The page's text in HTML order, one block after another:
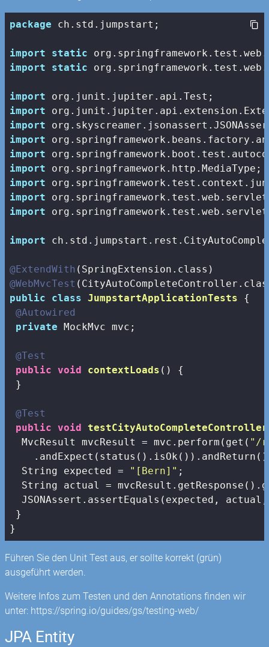
package ch.std.jumpstart;
import
static
import
static
import
import
import
import
import
import
import
import
import
import
@ExtendWith
@WebMvcTest
public
class JumpstartApplicationTests
{
@Autowired
private MockMvc mvc;
@Test
public void contextLoads ()
{
}
@Test
public void testCityAutoCompleteController
  MvcResult mvcResult = mvc.perform(get(
"/
  String expected =
"[Bern]" ;
String actual =
JSONAssert.assertEquals(expected,
}
}
Führen Sie den Unit Test aus, er sollte korrekt (grün)
ausgeführt werden.
Weitere Infos zum Testen und den Annotations finden wir
unter: https://spring.io/guides/gs/testing-web/
JPA Entity